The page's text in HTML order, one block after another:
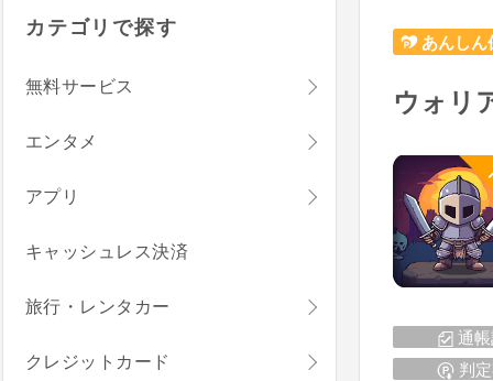
あんしん
ウォリ
通
判
カテゴリで探す
無料サービス
エンタメ
アプリ
キャッシュレス決済
旅行・レンタカー
クレジットカード